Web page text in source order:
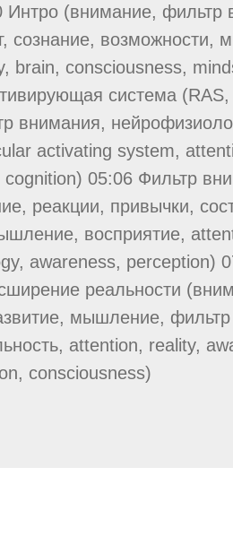
(внимание, фильтр
сознание, возможности,
brain, consciousness,
система
внимания,
activating system,
05:06 Фильтр
реакции, привычки,
восприятие,
awareness, perception)
реальности
мышление,
attention, reality,
consciousness)